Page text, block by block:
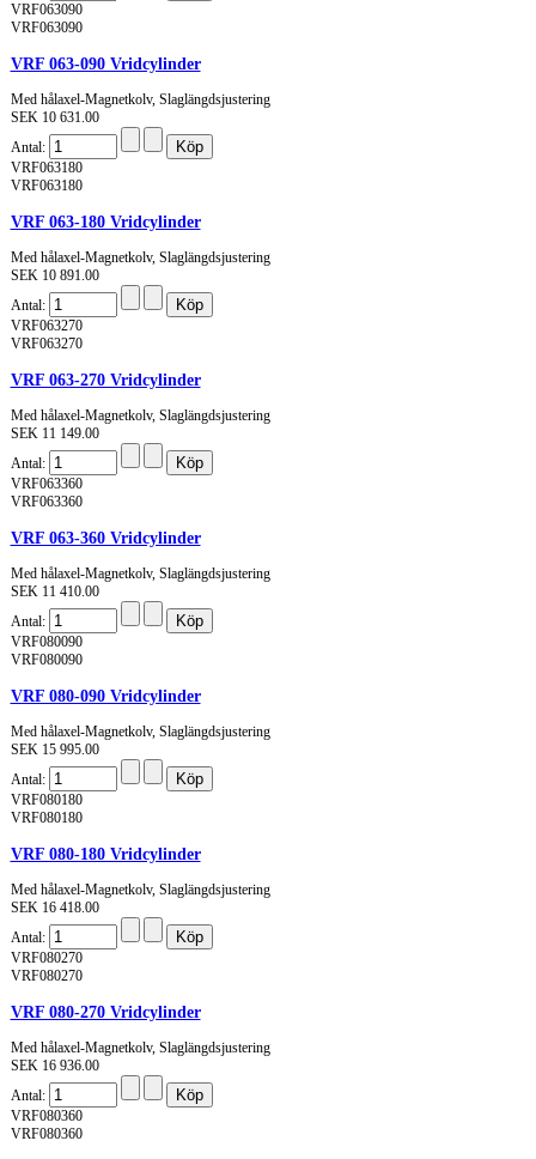
VRF063090
VRF063090
VRF 063-090 Vridcylinder
Med hålaxel-Magnetkolv, Slaglängdsjustering
SEK 10 631.00
Antal:
VRF063180
VRF063180
VRF 063-180 Vridcylinder
Med hålaxel-Magnetkolv, Slaglängdsjustering
SEK 10 891.00
Antal:
VRF063270
VRF063270
VRF 063-270 Vridcylinder
Med hålaxel-Magnetkolv, Slaglängdsjustering
SEK 11 149.00
Antal:
VRF063360
VRF063360
VRF 063-360 Vridcylinder
Med hålaxel-Magnetkolv, Slaglängdsjustering
SEK 11 410.00
Antal:
VRF080090
VRF080090
VRF 080-090 Vridcylinder
Med hålaxel-Magnetkolv, Slaglängdsjustering
SEK 15 995.00
Antal:
VRF080180
VRF080180
VRF 080-180 Vridcylinder
Med hålaxel-Magnetkolv, Slaglängdsjustering
SEK 16 418.00
Antal:
VRF080270
VRF080270
VRF 080-270 Vridcylinder
Med hålaxel-Magnetkolv, Slaglängdsjustering
SEK 16 936.00
Antal:
VRF080360
VRF080360